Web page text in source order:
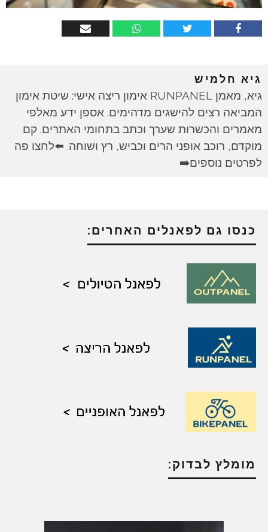
גיא חלמיש
גיא, מאמן RUNPANEL אימון ריצה אישי: שיטת אימון
המביאה רצים להישגים מדהימים. אספן ידע מאלפי
מאמרים והכשרות שערך וכתב בתחומי האתרים. קם
מוקדם, רוכב אופני הרים וכביש, רץ ושוחה. ⬅️לחצו פה
לפרטים נוספים➡️
כנסו גם לפאנלים האחרים:
מומלץ לבדוק: